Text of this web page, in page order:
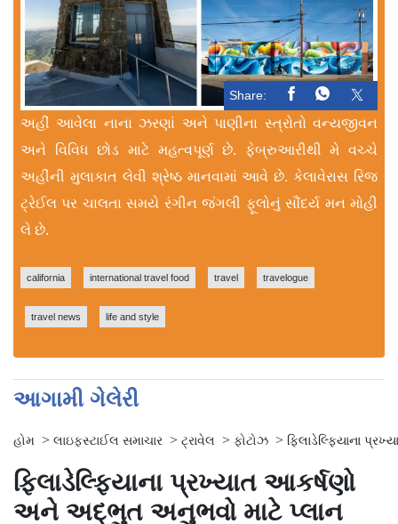
Share:
અહીં આવેલા નાના ઝરણાં અને પાણીના સ્ત્રોતો વન્યજીવન
અને વિવિધ છોડ માટે મહત્વપૂર્ણ છે. ફેબ્રુઆરીથી મે વચ્ચે
અહીંની મુલાકાત લેવી શ્રેષ્ઠ માનવામાં આવે છે. કેલાવેરાસ રિજ
ટ્રેઈલ પર ચાલતા સમયે રંગીન જંગલી ફૂલોનું સૌંદર્ય મન મોહી
લે છે.
california international travel food travel travelogue
travel news life and style
આગામી ગેલેરી
હોમ > લાઇફસ્ટાઈલ સમાચાર > ટ્રાવેલ > ફોટોઝ > ફિલાડેલ્ફિયાના
ફિલાડેલ્ફિયાના પ્રખ્યાત આકર્ષણો
અને અદ્ભુત અનુભવો માટે પ્લાન